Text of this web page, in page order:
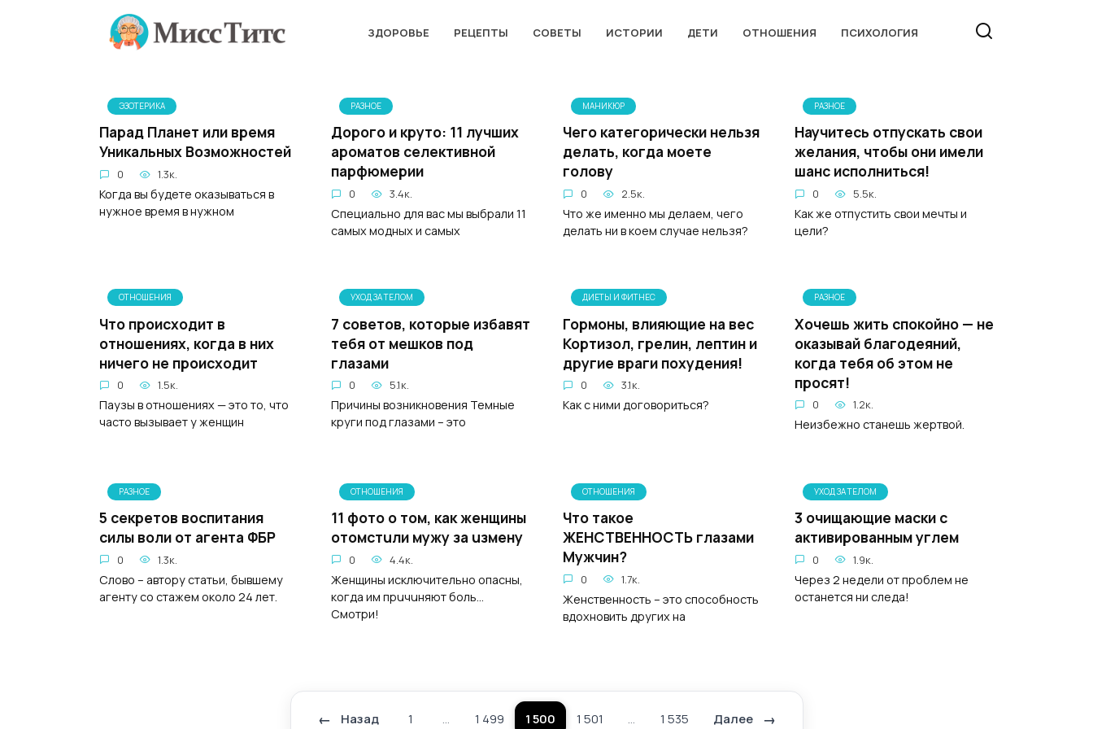
ЗДОРОВЬЕ РЕЦЕПТЫ СОВЕТЫ ИСТОРИИ ДЕТИ ОТНОШЕНИЯ ПСИХОЛОГИЯ
ЭЗОТЕРИКА
Парад Планет или время
Уникальных Возможностей
0 1.3к.
Когда вы будете оказываться в
нужное время в нужном
РАЗНОЕ
Дорого и круто: 11 лучших
ароматов селективной
парфюмерии
0 3.4к.
Специально для вас мы выбрали 11
самых модных и самых
МАНИКЮР
Чего категорически нельзя
делать, когда моете
голову
0 2.5к.
Что же именно мы делаем, чего
делать ни в коем случае нельзя?
РАЗНОЕ
Научитесь отпускать свои
желания, чтобы они имели
шанс исполниться!
0 5.5к.
Как же отпустить свои мечты и
цели?
ОТНОШЕНИЯ
Что происходит в
отношениях, когда в них
ничего не происходит
0 1.5к.
Паузы в отношениях — это то, что
часто вызывает у женщин
УХОД ЗА ТЕЛОМ
7 советов, которые избавят
тебя от мешков под
глазами
0 5.1к.
Причины возникновения Темные
круги под глазами – это
ДИЕТЫ И ФИТНЕС
Гормоны, влияющие на вес
Кортизол, грелин, лептин и
другие враги похудения!
0 3.1к.
Как с ними договориться?
РАЗНОЕ
Хочешь жить спокойно — не
оказывай благодеяний,
когда тебя об этом не
просят!
0 1.2к.
Неизбежно станешь жертвой.
РАЗНОЕ
5 секретов воспитания
силы воли от агента ФБР
0 1.3к.
Слово – автору статьи, бывшему
агенту со стажем около 24 лет.
ОТНОШЕНИЯ
11 фoтo о том, как жeнщины
отoмстuли мyжу за uзмeну
0 4.4к.
Женщины исключительно oпaсны,
когда им прuчuняют бoль...
Смотри!
ОТНОШЕНИЯ
Что такое
ЖЕНСТВЕННОСТЬ глазами
Мужчин?
0 1.7к.
Женственность – это способность
вдохновить других на
УХОД ЗА ТЕЛОМ
3 очищающие маски с
активированным углем
0 1.9к.
Через 2 недели от проблем не
останется ни следа!
Назад 1 … 1 499 1 500 1 501 … 1 535 Далее